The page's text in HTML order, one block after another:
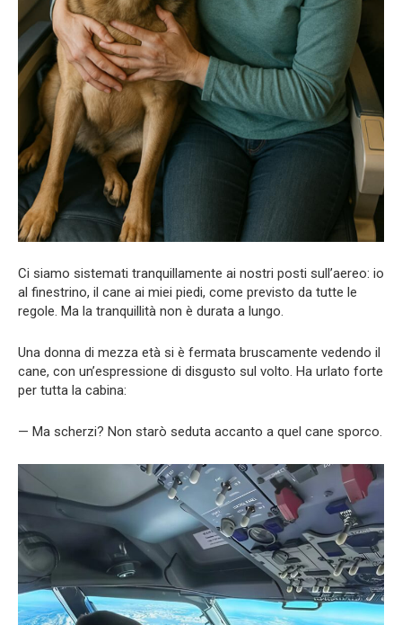
Ci siamo sistemati tranquillamente ai nostri posti sull’aereo: io
al finestrino, il cane ai miei piedi, come previsto da tutte le
regole. Ma la tranquillità non è durata a lungo.
Una donna di mezza età si è fermata bruscamente vedendo il
cane, con un’espressione di disgusto sul volto. Ha urlato forte
per tutta la cabina:
— Ma scherzi? Non starò seduta accanto a quel cane sporco.